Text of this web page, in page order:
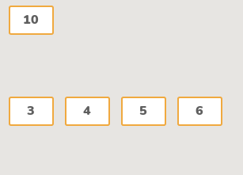
10
3 4 5 6